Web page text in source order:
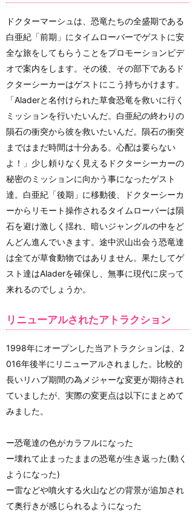
ドクターマーシュは、恐竜たちの全盛期である
白亜紀「前期」にタイムローバーでゲストに安
全な旅をしてもらうことをプロモーションビデ
オで案内をします。その後、その部下であるド
クターシーカーはゲストにこう持ちかけます。
「Aladerと名付けられた草食恐竜を救いに行く
ミッションを行いたいんだ。白亜紀の終わりの
隕石の衝突から彼を救いたいんだ。隕石の衝突
まではまだ時間は十分ある。心配は要らない
よ！」少し頼りなく見えるドクターシーカーの
秘密のミッションに向かう事になったゲスト
達。白亜紀「後期」に移動後、ドクターシーカ
ーからリモート操作されるタイムローバーは隕
石を避け激しく揺れ、暗いジャングルの中をど
んどん進んでいきます。途中沢山出会う恐竜達
は全てが草食動物ではありません。果たしてゲ
スト達はAladerを確保し、無事に現代に戻って
来れるのでしょうか。
リニューアルされたアトラクション
1998年にオープンした当アトラクションは、2
016年後半にリニューアルされました。比較的
長いリハブ期間の為メジャーな変更が期待され
ていましたが、実際の変更点は以下にまとめて
みました。
ー恐竜達の色がカラフルになった
ー壊れて止まったままの恐竜が生き返った(動く
ようになった)
ー雷などや噴火する火山などの背景が追加され
て奥行きが感じられるようになった